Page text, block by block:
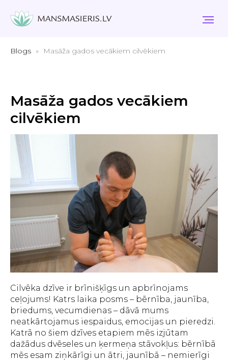
Blogs Masāža gados vecākiem cilvēkiem
Masāža gados vecākiem
cilvēkiem
Cilvēka dzīve ir brīnišķīgs un apbrīnojams
ceļojums! Katrs laika posms – bērnība, jaunība,
briedums, vecumdienas – dāvā mums
neatkārtojamus iespaidus, emocijas un pieredzi.
Katrā no šiem dzīves etapiem mēs izjūtam
dažādus dvēseles un ķermeņa stāvokļus: bērnībā
mēs esam ziņkārīgi un ātri, jaunībā – nemierīgi